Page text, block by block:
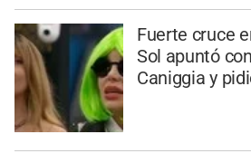
Fuerte cruce
Sol apuntó
Caniggia y